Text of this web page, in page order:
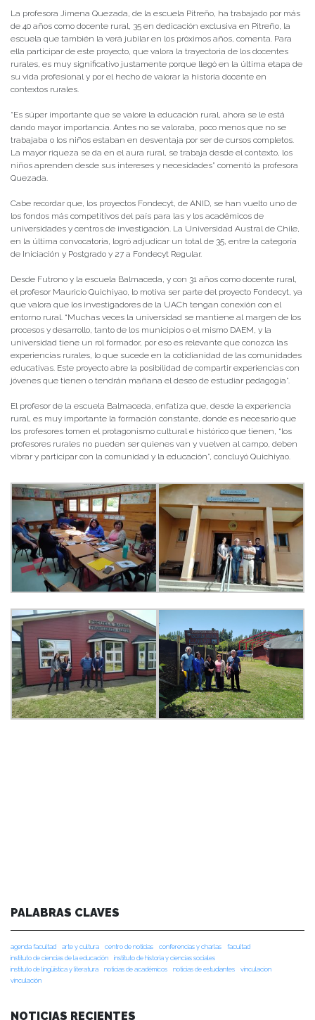
La profesora Jimena Quezada, de la escuela Pitreño, ha trabajado por más
de 40 años como docente rural, 35 en dedicación exclusiva en Pitreño, la
escuela que también la verá jubilar en los próximos años, comenta. Para
ella participar de este proyecto, que valora la trayectoria de los docentes
rurales, es muy significativo justamente porque llegó en la última etapa de
su vida profesional y por el hecho de valorar la historia docente en
contextos rurales.
“Es súper importante que se valore la educación rural, ahora se le está
dando mayor importancia. Antes no se valoraba, poco menos que no se
trabajaba o los niños estaban en desventaja por ser de cursos completos.
La mayor riqueza se da en el aura rural, se trabaja desde el contexto, los
niños aprenden desde sus intereses y necesidades” comentó la profesora
Quezada.
Cabe recordar que, los proyectos Fondecyt, de ANID, se han vuelto uno de
los fondos más competitivos del país para las y los académicos de
universidades y centros de investigación. La Universidad Austral de Chile,
en la última convocatoria, logró adjudicar un total de 35, entre la categoría
de Iniciación y Postgrado y 27 a Fondecyt Regular.
Desde Futrono y la escuela Balmaceda, y con 31 años como docente rural,
el profesor Mauricio Quichiyao, lo motiva ser parte del proyecto Fondecyt, ya
que valora que los investigadores de la UACh tengan conexión con el
entorno rural. “Muchas veces la universidad se mantiene al margen de los
procesos y desarrollo, tanto de los municipios o el mismo DAEM, y la
universidad tiene un rol formador, por eso es relevante que conozca las
experiencias rurales, lo que sucede en la cotidianidad de las comunidades
educativas. Este proyecto abre la posibilidad de compartir experiencias con
jóvenes que tienen o tendrán mañana el deseo de estudiar pedagogía”.
El profesor de la escuela Balmaceda, enfatiza que, desde la experiencia
rural, es muy importante la formación constante, donde es necesario que
los profesores tomen el protagonismo cultural e histórico que tienen, “los
profesores rurales no pueden ser quienes van y vuelven al campo, deben
vibrar y participar con la comunidad y la educación”, concluyó Quichiyao.
PALABRAS CLAVES
agenda facultad arte y cultura centro de noticias conferencias y charlas
facultad
instituto de ciencias de la educación
instituto de historia y ciencias sociales
instituto de lingüística y literatura
noticias de académicos noticias de estudiantes
vinculacion
vinculación
NOTICIAS RECIENTES